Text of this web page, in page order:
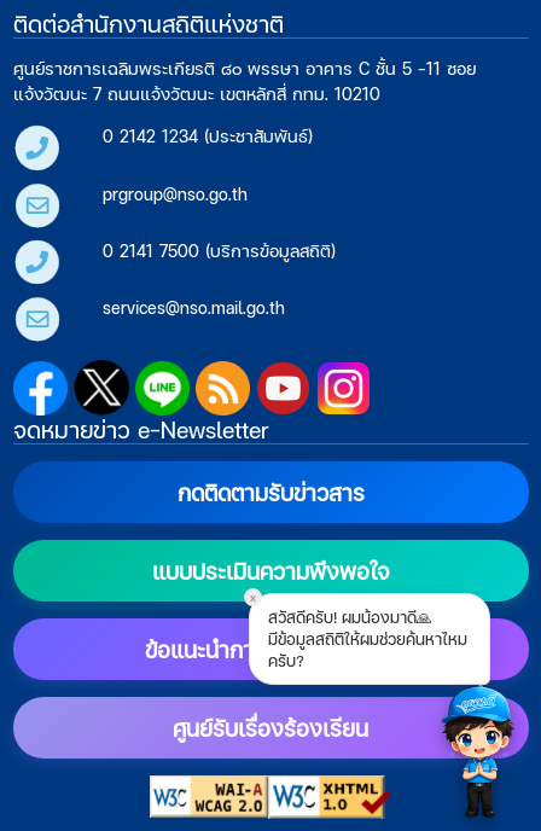
x
สวัสดีครับ! ผมน้องมาดี🙏
มีข้อมูลสถิติให้ผมช่วยค้นหาไหม
ครับ?
ติดต่อสำนักงานสถิติแห่งชาติ
ศูนย์ราชการเฉลิมพระเกียรติ ๘๐ พรรษา อาคาร C ชั้น 5 -11 ซอย
แจ้งวัฒนะ 7 ถนนแจ้งวัฒนะ เขตหลักสี่ กทม. 10210
0 2142 1234 (ประชาสัมพันธ์)
prgroup@nso.go.th
0 2141 7500 (บริการข้อมูลสถิติ)
services@nso.mail.go.th
จดหมายข่าว e-Newsletter
กดติดตามรับข่าวสาร
แบบประเมินความพึงพอใจ
ข้อแนะนำการตั้งค่าแสดงผล
ศูนย์รับเรื่องร้องเรียน